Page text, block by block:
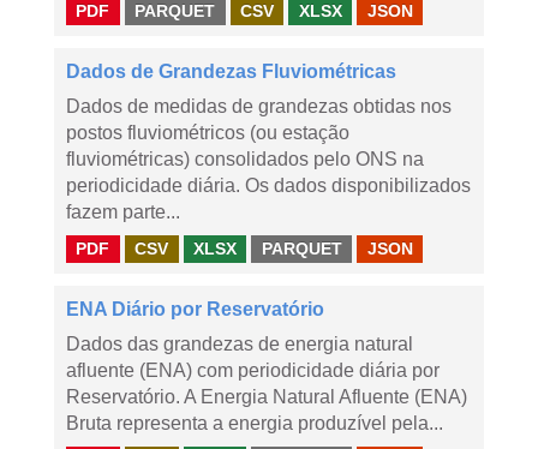
PDF PARQUET CSV XLSX JSON
Dados de Grandezas Fluviométricas
Dados de medidas de grandezas obtidas nos
postos fluviométricos (ou estação
fluviométricas) consolidados pelo ONS na
periodicidade diária. Os dados disponibilizados
fazem parte...
PDF CSV XLSX PARQUET JSON
ENA Diário por Reservatório
Dados das grandezas de energia natural
afluente (ENA) com periodicidade diária por
Reservatório. A Energia Natural Afluente (ENA)
Bruta representa a energia produzível pela...